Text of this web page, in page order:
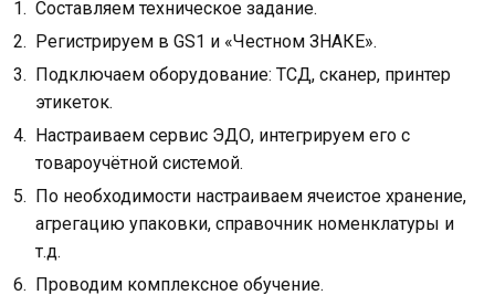
Составляем техническое задание.
Регистрируем в GS1 и «Честном ЗНАКЕ».
Подключаем оборудование: ТСД, сканер, принтер
этикеток.
Настраиваем сервис ЭДО, интегрируем его с
товароучётной системой.
По необходимости настраиваем ячеистое хранение,
агрегацию упаковки, справочник номенклатуры и
т.д.
Проводим комплексное обучение.